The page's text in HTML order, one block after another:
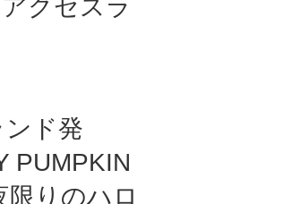
クセスラ
ンド発
PUMPKIN
限りのハロ